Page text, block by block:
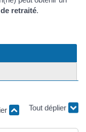
retraité.
Tout déplier